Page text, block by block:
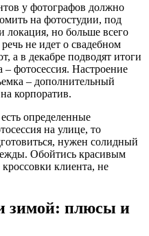
у фотографов должно
на фотостудии, под
локация, но больше всего
не идет о свадебном
а в декабре подводят итоги
– фотосессия. Настроение
– дополнительный
корпоратив.
определенные
на улице, то
нужен солидный
Обойтись красивым
клиента, не
зимой: плюсы и